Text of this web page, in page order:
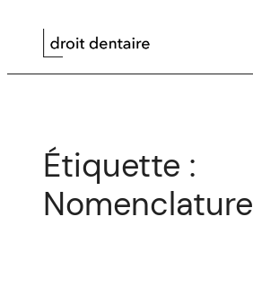
Étiquette :
Nomenclature